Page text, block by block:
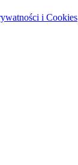
i Cookies